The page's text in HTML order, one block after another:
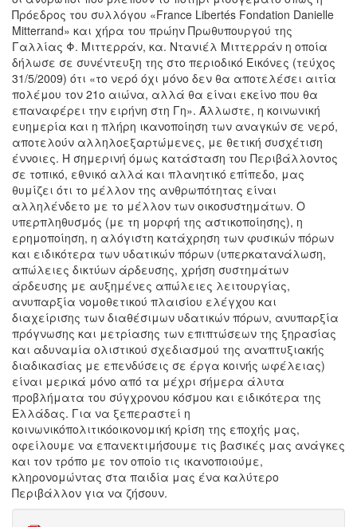
Πρόεδρος του συλλόγου «France Libertés Fondation Danielle
Mitterrand» και χήρα του πρώην Πρωθυπουργού της
Γαλλίας Φ. Μιττερράν, κα. Ντανιέλ Μιττερράν η οποία
δήλωσε σε συνέντευξη της στο περιοδικό Εικόνες (τεύχος
31/5/2009) ότι «το νερό όχι μόνο δεν θα αποτελέσει αιτία
πολέμου τον 21ο αιώνα, αλλά θα είναι εκείνο που θα
επαναφέρει την ειρήνη στη Γη». Άλλωστε, η κοινωνική
ευημερία και η πλήρη ικανοποίηση των αναγκών σε νερό,
αποτελούν αλληλοεξαρτώμενες, με θετική συσχέτιση
έννοιες. Η σημερινή όμως κατάσταση του Περιβάλλοντος
σε τοπικό, εθνικό αλλά και πλανητικό επίπεδο, μας
θυμίζει ότι το μέλλον της ανθρωπότητας είναι
αλληλένδετο με το μέλλον των οικοσυστημάτων. Ο
υπερπληθυσμός (με τη μορφή της αστικοποίησης), η
ερημοποίηση, η αλόγιστη κατάχρηση των φυσικών πόρων
και ειδικότερα των υδατικών πόρων (υπερκατανάλωση,
απώλειες δικτύων άρδευσης, χρήση συστημάτων
άρδευσης με αυξημένες απώλειες λειτουργίας,
ανυπαρξία νομοθετικού πλαισίου ελέγχου και
διαχείρισης των διαθέσιμων υδατικών πόρων, ανυπαρξία
πρόγνωσης και μετρίασης των επιπτώσεων της ξηρασίας
και αδυναμία ολιστικού σχεδιασμού της αναπτυξιακής
διαδικασίας με επενδύσεις σε έργα κοινής ωφέλειας)
είναι μερικά μόνο από τα μέχρι σήμερα άλυτα
προβλήματα του σύγχρονου κόσμου και ειδικότερα της
Ελλάδας. Για να ξεπεραστεί η
κοινωνικόπολιτικόοικονομική κρίση της εποχής μας,
οφείλουμε να επανεκτιμήσουμε τις βασικές μας ανάγκες
και τον τρόπο με τον οποίο τις ικανοποιούμε,
κληρονομώντας στα παιδία μας ένα καλύτερο
Περιβάλλον για να ζήσουν.